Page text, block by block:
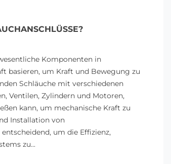
Komponenten in
basieren, um Kraft und Bewegung zu
Schläuche mit verschiedenen
Ventilen, Zylindern und Motoren,
kann, um mechanische Kraft zu
Installation von
um die Effizienz,
zu...